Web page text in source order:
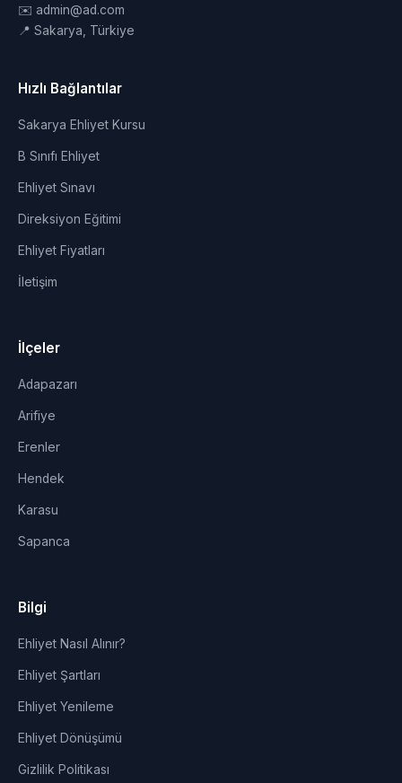
✉️ admin@ad.com
📍 Sakarya, Türkiye
Hızlı Bağlantılar
Sakarya Ehliyet Kursu
B Sınıfı Ehliyet
Ehliyet Sınavı
Direksiyon Eğitimi
Ehliyet Fiyatları
İletişim
İlçeler
Adapazarı
Arifiye
Erenler
Hendek
Karasu
Sapanca
Bilgi
Ehliyet Nasıl Alınır?
Ehliyet Şartları
Ehliyet Yenileme
Ehliyet Dönüşümü
Gizlilik Politikası